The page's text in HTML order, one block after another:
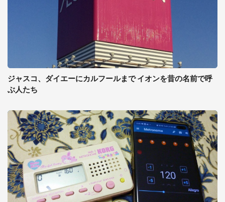
ジャスコ、ダイエーにカルフールまで イオンを昔の名前で呼
ぶ人たち